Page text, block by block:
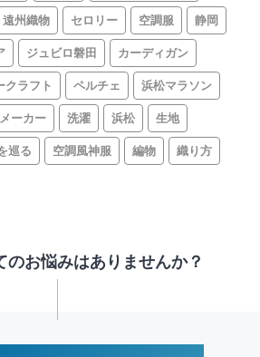
遠州織物 セロリー 空調服 静岡
ジュビロ磐田 カーディガン
クラフト ペルチェ 浜松マラソン
メーカー 洗濯 浜松 生地
巡る 空調風神服 編物 織り方
のお悩みはありませんか？